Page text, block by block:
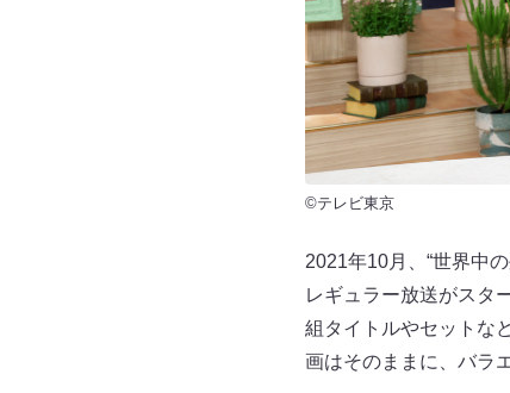
©テレビ東京
2021年10月、“世界中
レギュラー放送がスタ
組タイトルやセットな
画はそのままに、バラ